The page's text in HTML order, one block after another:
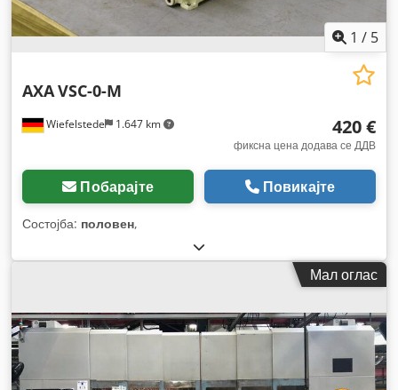
1 / 5
Wiefelstede 1.647 km
AXAVSC-0-M
420 €
фиксна цена додава се ДДВ
Побарајте Повикајте
Состојба: половен,
Мал оглас